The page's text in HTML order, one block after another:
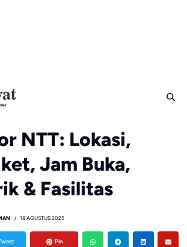
NTT: Lokasi,
Jam Buka,
& Fasilitas
18 AGUSTUS 2025
Pin